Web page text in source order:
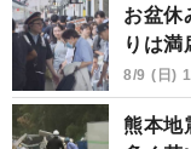
お盆休
りは
8/9 (日)
熊本地